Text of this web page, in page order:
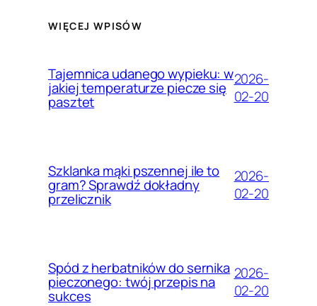
WIĘCEJ WPISÓW
Tajemnica udanego wypieku: w
jakiej temperaturze piecze się
pasztet
2026-
02-20
Szklanka mąki pszennej ile to
gram? Sprawdź dokładny
przelicznik
2026-
02-20
Spód z herbatników do sernika
pieczonego: twój przepis na
sukces
2026-
02-20